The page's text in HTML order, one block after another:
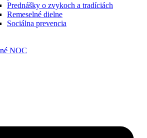
Prednášky o zvykoch a tradíciách
Remeselné dielne
Sociálna prevencia
NOC